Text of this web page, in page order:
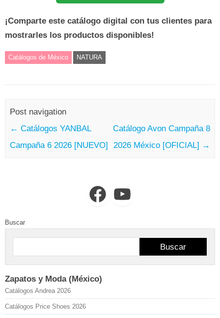
¡Comparte este catálogo digital con tus clientes para
mostrarles los productos disponibles!
Catálogos de México NATURA
Post navigation
← Catálogos YANBAL
Campaña 6 2026 [NUEVO]
Catálogo Avon Campaña 8
2026 México [OFICIAL] →
FacebookYouTube
Buscar
Buscar
Zapatos y Moda (México)
Catálogos Andrea 2026
Catálogos Price Shoes 2026